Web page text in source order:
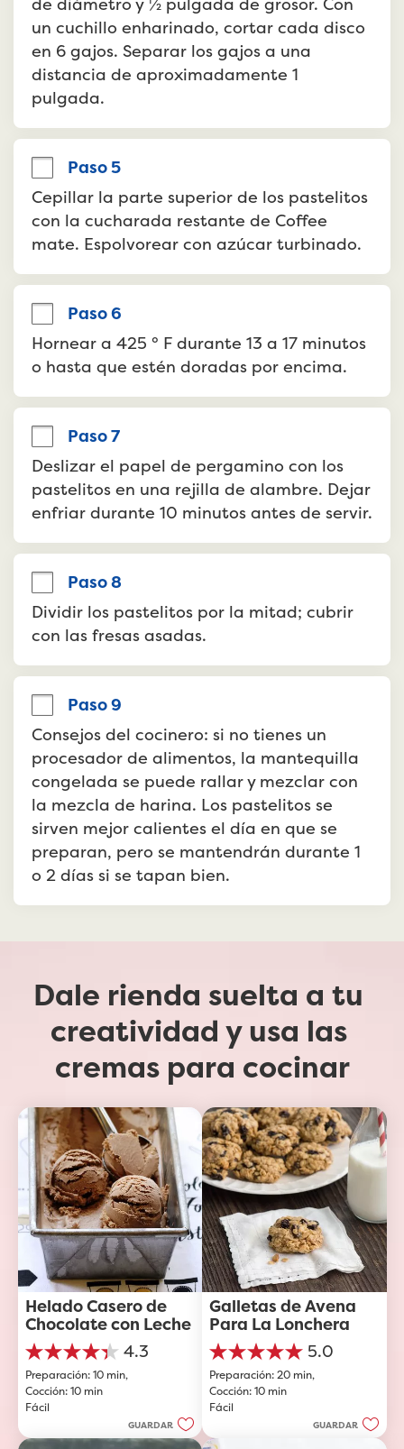
un cuchillo enharinado, cortar cada disco
en 6 gajos. Separar los gajos a una
distancia de aproximadamente 1
pulgada.
Paso 5
Cepillar la parte superior de los pastelitos
con la cucharada restante de Coffee
mate. Espolvorear con azúcar turbinado.
Paso 6
Hornear a 425 ° F durante 13 a 17 minutos
o hasta que estén doradas por encima.
Paso 7
Deslizar el papel de pergamino con los
pastelitos en una rejilla de alambre. Dejar
enfriar durante 10 minutos antes de servir.
Paso 8
Dividir los pastelitos por la mitad; cubrir
con las fresas asadas.
Paso 9
Consejos del cocinero: si no tienes un
procesador de alimentos, la mantequilla
congelada se puede rallar y mezclar con
la mezcla de harina. Los pastelitos se
sirven mejor calientes el día en que se
preparan, pero se mantendrán durante 1
o 2 días si se tapan bien.
Dale rienda suelta a tu
creatividad y usa las
cremas para cocinar
Helado Casero de
Chocolate con Leche
4.3
4.3
de
5
estrellas.
reseñas
Preparación: 10 min,
Cocción: 10 min
Fácil
GUARDAR
Galletas de Avena
Para La Lonchera
5.0
5.0
de
5
estrellas.
reseñas
Preparación: 20 min,
Cocción: 10 min
Fácil
GUARDAR